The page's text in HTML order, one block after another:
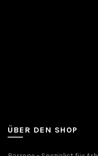
ÜBER DEN SHOP